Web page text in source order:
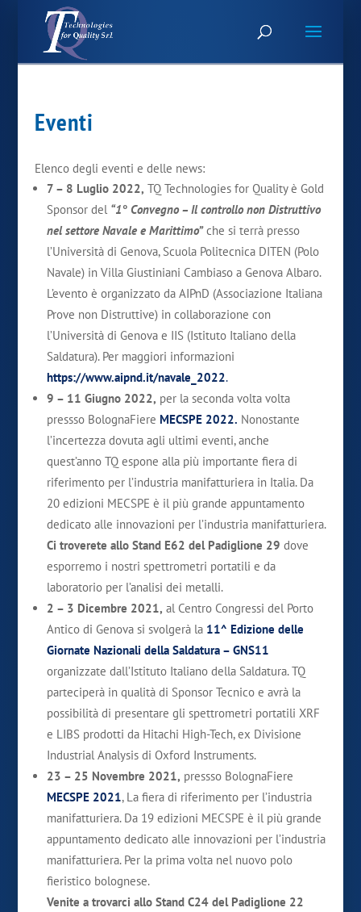
Eventi
Elenco degli eventi e delle news:
7 – 8 Luglio 2022, TQ Technologies for Quality è Gold
Sponsor del “1° Convegno – Il controllo non Distruttivo
nel settore Navale e Marittimo”che si terrà presso
l’Università di Genova, Scuola Politecnica DITEN (Polo
Navale) in Villa Giustiniani Cambiaso a Genova Albaro.
L’evento è organizzato da AIPnD (Associazione Italiana
Prove non Distruttive) in collaborazione con
l’Università di Genova e IIS (Istituto Italiano della
Saldatura). Per maggiori informazioni
https://www.aipnd.it/navale_2022.
9 – 11 Giugno 2022, per la seconda volta volta
pressso BolognaFiere MECSPE 2022. Nonostante
l’incertezza dovuta agli ultimi eventi, anche
quest’anno TQ espone alla più importante fiera di
riferimento per l’industria manifatturiera in Italia. Da
20 edizioni MECSPE è il più grande appuntamento
dedicato alle innovazioni per l’industria manifatturiera.
Ci troverete allo Stand E62 del Padiglione 29 dove
esporremo i nostri spettrometri portatili e da
laboratorio per l’analisi dei metalli.
2 – 3 Dicembre 2021, al Centro Congressi del Porto
Antico di Genova si svolgerà la 11^ Edizione delle
Giornate Nazionali della Saldatura – GNS11
organizzate dall’Istituto Italiano della Saldatura. TQ
parteciperà in qualità di Sponsor Tecnico e avrà la
possibilità di presentare gli spettrometri portatili XRF
e LIBS prodotti da Hitachi High-Tech, ex Divisione
Industrial Analysis di Oxford Instruments.
23 – 25 Novembre 2021, pressso BolognaFiere
MECSPE 2021, La fiera di riferimento per l’industria
manifatturiera. Da 19 edizioni MECSPE è il più grande
appuntamento dedicato alle innovazioni per l’industria
manifatturiera. Per la prima volta nel nuovo polo
fieristico bolognese.
Venite a trovarci allo Stand C24 del Padiglione 22